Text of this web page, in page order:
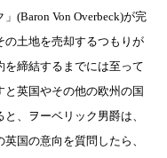
(Baron Von Overbeck)が完
の土地を売却するつもりが
締結するまでには至って
英国やその他の欧州の国
、ヲーベリック男爵は、
国の意向を質問したら、